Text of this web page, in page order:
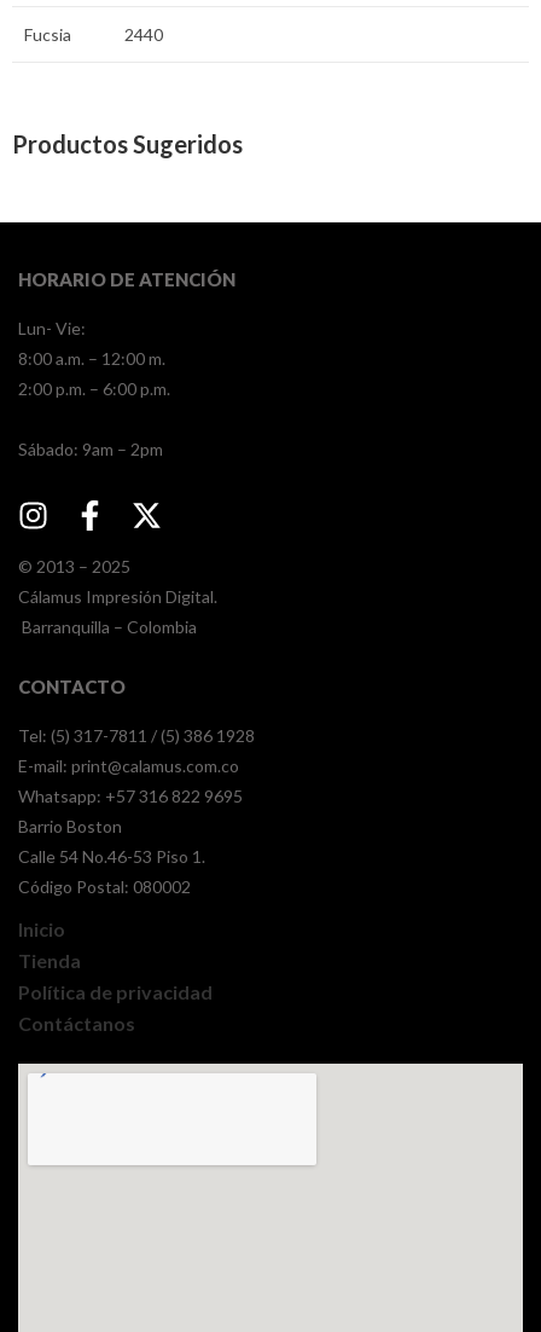
Fucsia 2440
Productos Sugeridos
HORARIO DE ATENCIÓN
Lun- Vie:
8:00 a.m. – 12:00 m.
2:00 p.m. – 6:00 p.m.
​​Sábado: 9am – 2pm
© 2013 – 2025
Cálamus Impresión Digital.
Barranquilla – Colombia
CONTACTO
Tel: (5) 317-7811 / (5) 386 1928
E-mail: print@calamus.com.co
Whatsapp: +57 316 822 9695
Barrio Boston
Calle 54 No.46-53 Piso 1.
Código Postal: 080002
Inicio
Tienda
Política de privacidad
Contáctanos